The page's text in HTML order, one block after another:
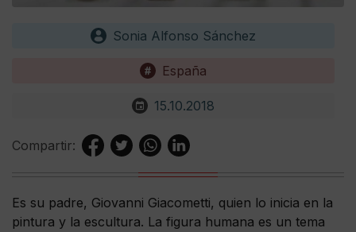
Sonia Alfonso Sánchez
España
15.10.2018
Compartir:
Es su padre, Giovanni Giacometti, quien lo inicia en la
pintura y la escultura. La figura humana es un tema